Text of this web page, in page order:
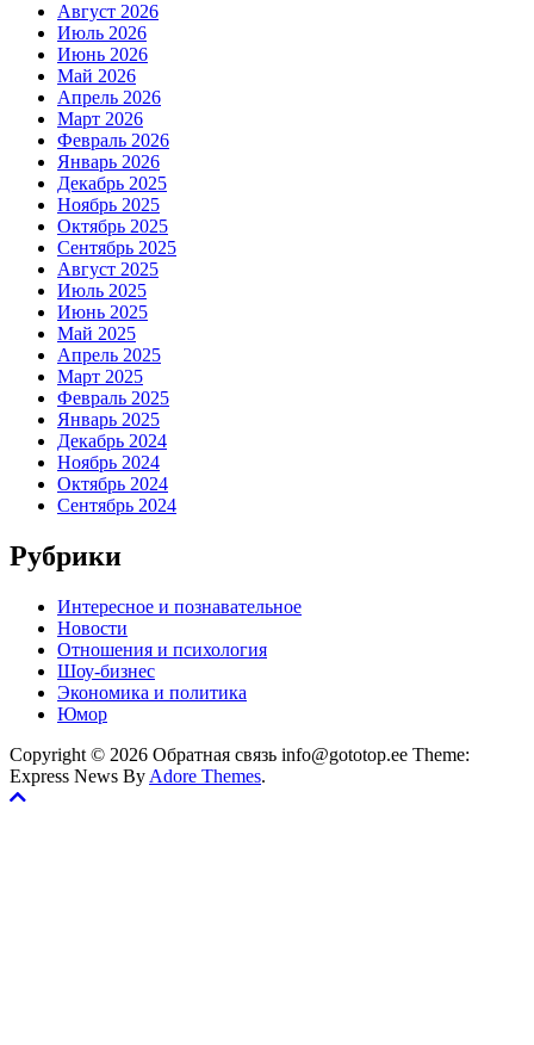
Август 2026
Июль 2026
Июнь 2026
Май 2026
Апрель 2026
Март 2026
Февраль 2026
Январь 2026
Декабрь 2025
Ноябрь 2025
Октябрь 2025
Сентябрь 2025
Август 2025
Июль 2025
Июнь 2025
Май 2025
Апрель 2025
Март 2025
Февраль 2025
Январь 2025
Декабрь 2024
Ноябрь 2024
Октябрь 2024
Сентябрь 2024
Рубрики
Интересное и познавательное
Новости
Отношения и психология
Шоу-бизнес
Экономика и политика
Юмор
Copyright © 2026 Обратная связь info@gototop.ee Theme:
Express News By Adore Themes.